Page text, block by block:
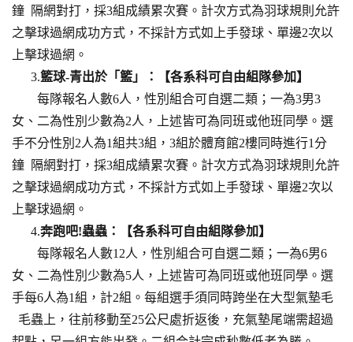
鐘 隔網對打，採3組成績累次賽。計次方式為羽球規則允許
之擊球過網成功方式，不採計方式如上手發球、單邊2次以
上擊球過網。
3.籃球-青出於「籃」：【各系科可自由組隊參加】
每隊報名人數6人，性別組合可自選二類；一為3男3
女、二為性別少數為2人，上述皆可為同班或他班同學。選
手不分性別2人為1組共3組，3組於體育館2樓同時進行1分
鐘 隔網對打，採3組成績累次賽。計次方式為羽球規則允許
之擊球過網成功方式，不採計方式如上手發球、單邊2次以
上擊球過網。
4.奔跑吧!蟲蟲：【各系科可自由組隊參加】
每隊報名人數12人，性別組合可自選二類；一為6男6
女、二為性別少數為5人，上述皆可為同班或他班同學。選
手每6人為1組，計2組。每組選手須同時跨坐在大型氣墊毛
毛蟲上，往前移動至25公尺處折返後，充氣墊尾端需超過